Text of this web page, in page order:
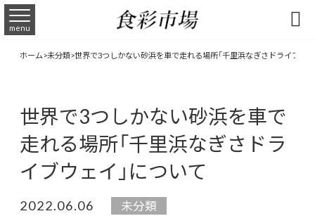
menu 
ホーム>未分類>世界で3つしかない砂浜を車で走れる場所「千里浜なぎさドライブウ
世界で3つしかない砂浜を車で
走れる場所「千里浜なぎさドラ
イブウェイ」について
2022.06.06 未分類